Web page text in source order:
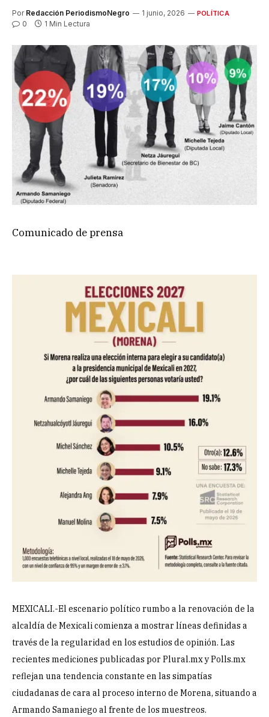
Por Redacción PeriodismoNegro 1 junio, 2026 POLÍTICA
0 1 Min Lectura
Comunicado de prensa
MEXICALI.-El escenario político rumbo a la renovación de la
alcaldía de Mexicali comienza a mostrar líneas definidas a
través de la regularidad en los estudios de opinión. Las
recientes mediciones publicadas por Plural.mx y Polls.mx
reflejan una tendencia constante en las simpatías
ciudadanas de cara al proceso interno de Morena, situando a
Armando Samaniego al frente de los muestreos.